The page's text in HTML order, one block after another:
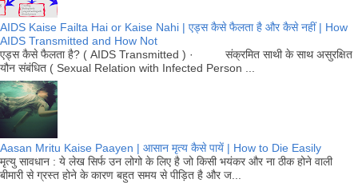
AIDS Kaise Failta Hai or Kaise Nahi | एड्स कैसे फैलता है और कैसे नहीं | How
AIDS Transmitted and How Not
एड्स कैसे फैलता है? ( AIDS Transmitted ) · संक्रमित साथी के साथ असुरक्षित
यौन संबंधित ( Sexual Relation with Infected Person ...
Aasan Mritu Kaise Paayen | आसान मृत्य कैसे पायें | How to Die Easily
मृत्यु सावधान : ये लेख सिर्फ उन लोगो के लिए है जो किसी भयंकर और ना ठीक होने वाली
बीमारी से ग्रस्त होने के कारण बहुत समय से पीड़ित है और ज...